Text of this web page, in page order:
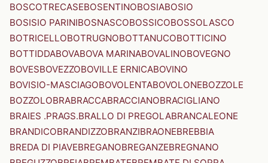
BOSCOTRECASEBOSENTINOBOSIABOSIO
BOSISIO PARINIBOSNASCOBOSSICOBOSSOLASCO
BOTRICELLOBOTRUGNOBOTTANUCOBOTTICINO
BOTTIDDABOVABOVA MARINABOVALINOBOVEGNO
BOVESBOVEZZOBOVILLE ERNICABOVINO
BOVISIO-MASCIAGOBOVOLENTABOVOLONEBOZZOLE
BOZZOLOBRABRACCABRACCIANOBRACIGLIANO
BRAIES .PRAGS.BRALLO DI PREGOLABRANCALEONE
BRANDICOBRANDIZZOBRANZIBRAONEBREBBIA
BREDA DI PIAVEBREGANOBREGANZEBREGNANO